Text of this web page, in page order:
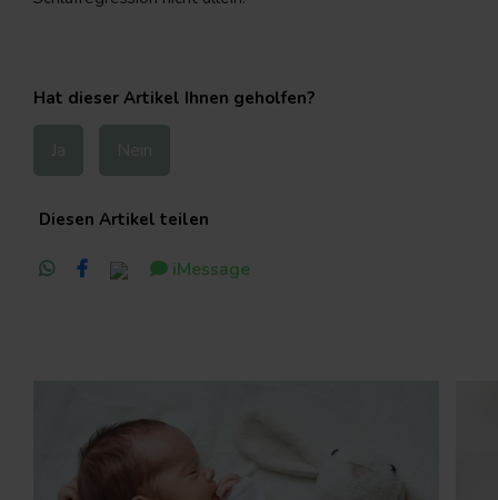
Hat dieser Artikel Ihnen geholfen?
Diesen Artikel teilen
iMessage